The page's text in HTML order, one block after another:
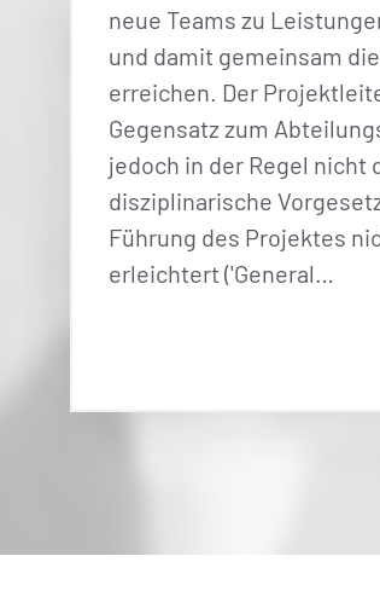
neue Teams zu
und damit gemeinsam
erreichen. Der
Gegensatz zum
jedoch in der Regel nicht
disziplinarische
Führung des Projektes
erleichtert ('General…